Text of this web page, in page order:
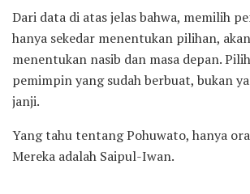
Dari data di atas jelas bahwa, memilih
hanya sekedar menentukan pilihan,
menentukan nasib dan masa depan.
pemimpin yang sudah berbuat, bukan
janji.
Yang tahu tentang Pohuwato, hanya
Mereka adalah Saipul-Iwan.